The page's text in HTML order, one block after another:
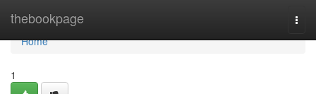
thebookpage
Home
Home
1